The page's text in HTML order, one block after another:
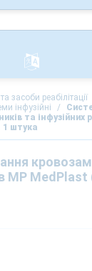
засоби реабілітації
інфузійні /
та інфузійних
1 штука
MP